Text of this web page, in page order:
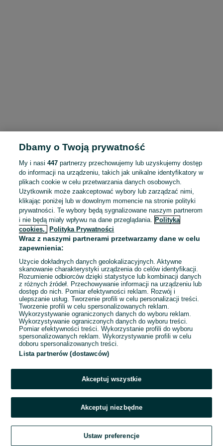
To ogłoszenie nie jest już dostępne
Przejdź na stronę główną
Dbamy o Twoją prywatność
My i nasi447 partnerzy przechowujemy lub uzyskujemy dostęp
do informacji na urządzeniu, takich jak unikalne identyfikatory w
plikach cookie w celu przetwarzania danych osobowych.
Użytkownik może zaakceptować wybory lub zarządzać nimi,
klikając poniżej lub w dowolnym momencie na stronie polityki
prywatności. Te wybory będą sygnalizowane naszym partnerom
i nie będą miały wpływu na dane przeglądania. Polityka
cookies,
Polityka Prywatności
Wraz z naszymi partnerami przetwarzamy dane w celu
zapewnienia:
Użycie dokładnych danych geolokalizacyjnych. Aktywne
skanowanie charakterystyki urządzenia do celów identyfikacji.
Rozumienie odbiorców dzięki statystyce lub kombinacji danych
z różnych źródeł. Przechowywanie informacji na urządzeniu lub
dostęp do nich. Pomiar efektywności reklam. Rozwój i
ulepszanie usług. Tworzenie profili w celu personalizacji treści.
Tworzenie profili w celu spersonalizowanych reklam.
Wykorzystywanie ograniczonych danych do wyboru reklam.
Wykorzystywanie ograniczonych danych do wyboru treści.
Pomiar efektywności treści. Wykorzystanie profili do wyboru
spersonalizowanych reklam. Wykorzystywanie profili w celu
doboru spersonalizowanych treści.
Lista partnerów (dostawców)
Akceptuj wszystkie
Akceptuj niezbędne
Ustaw preferencje